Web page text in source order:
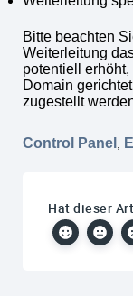
Bitte beachten
Weiterleitung
potentiell
Domain
zugestellt
Control Panel
Hat dieser